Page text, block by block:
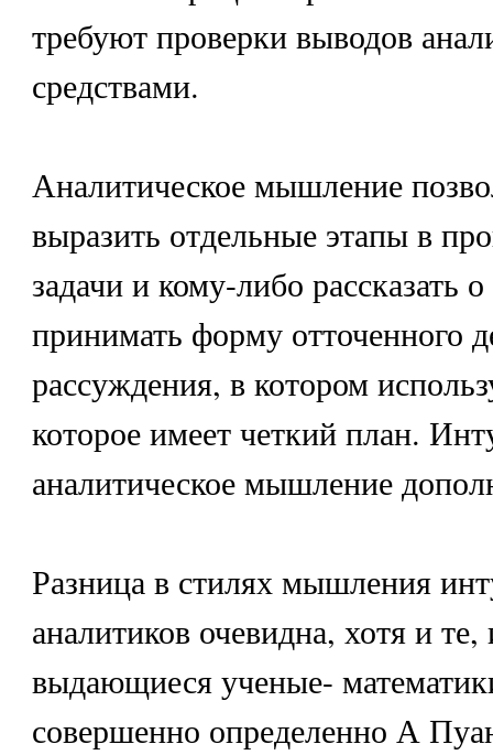
требуют проверки выводов
средствами.
Аналитическое мышление
выразить отдельные этапы в
задачи и кому-либо рассказать
принимать форму отточенного
рассуждения, в котором
которое имеет четкий план.
аналитическое мышление
Разница в стилях мышления
аналитиков очевидна, хотя и те,
выдающиеся ученые-
совершенно определенно А